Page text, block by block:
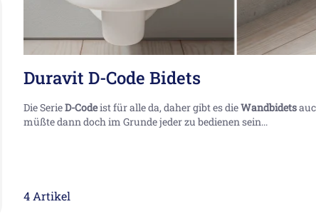
Duravit D-Code Bidets
Die SerieD-Codeist für alle da, daher gibt es dieWandbidets
müßte dann doch im Grunde jeder zu bedienen sein...
4 Artikel